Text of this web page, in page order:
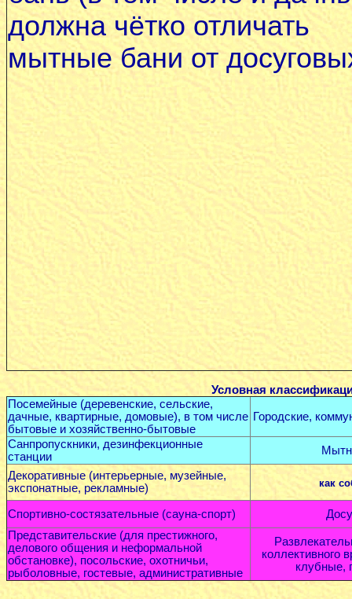
должна чётко отличать
мытные бани от
Условная
Посемейные (деревенские, сельские,
дачные, квартирные, домовые), в том числе
бытовые и хозяйственно-бытовые
Городские,
Санпропускники, дезинфекционные
станции
Декоративные (интерьерные, музейные,
экспонатные, рекламные)
как
Спортивно-состязательные (сауна-спорт)
Представительские (для престижного,
делового общения и неформальной
обстановке), посольские, охотничьи,
рыболовные, гостевые, административные
коллективного
клубные,